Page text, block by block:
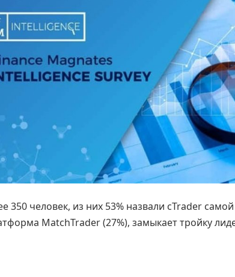
350 человек, из них 53% назвали cTrader
MatchTrader (27%), замыкает тройку